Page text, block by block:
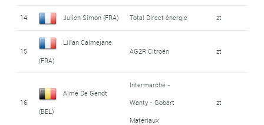
14 Julien Simon (FRA) Total Direct énergie zt
15
Lilian Calmejane
(FRA)
AG2R Citroën zt
16
Aimé De Gendt
(BEL)
Intermarché -
Wanty - Gobert
Matériaux
zt